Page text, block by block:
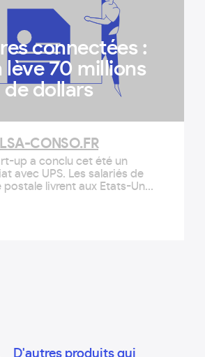
connectées :
lève 70 millions
de dollars
LSA-CONSO.FR
up a conclu cet été un
avec UPS. Les salariés de
postale livrent aux Etats-Unis
D'autres produits qui